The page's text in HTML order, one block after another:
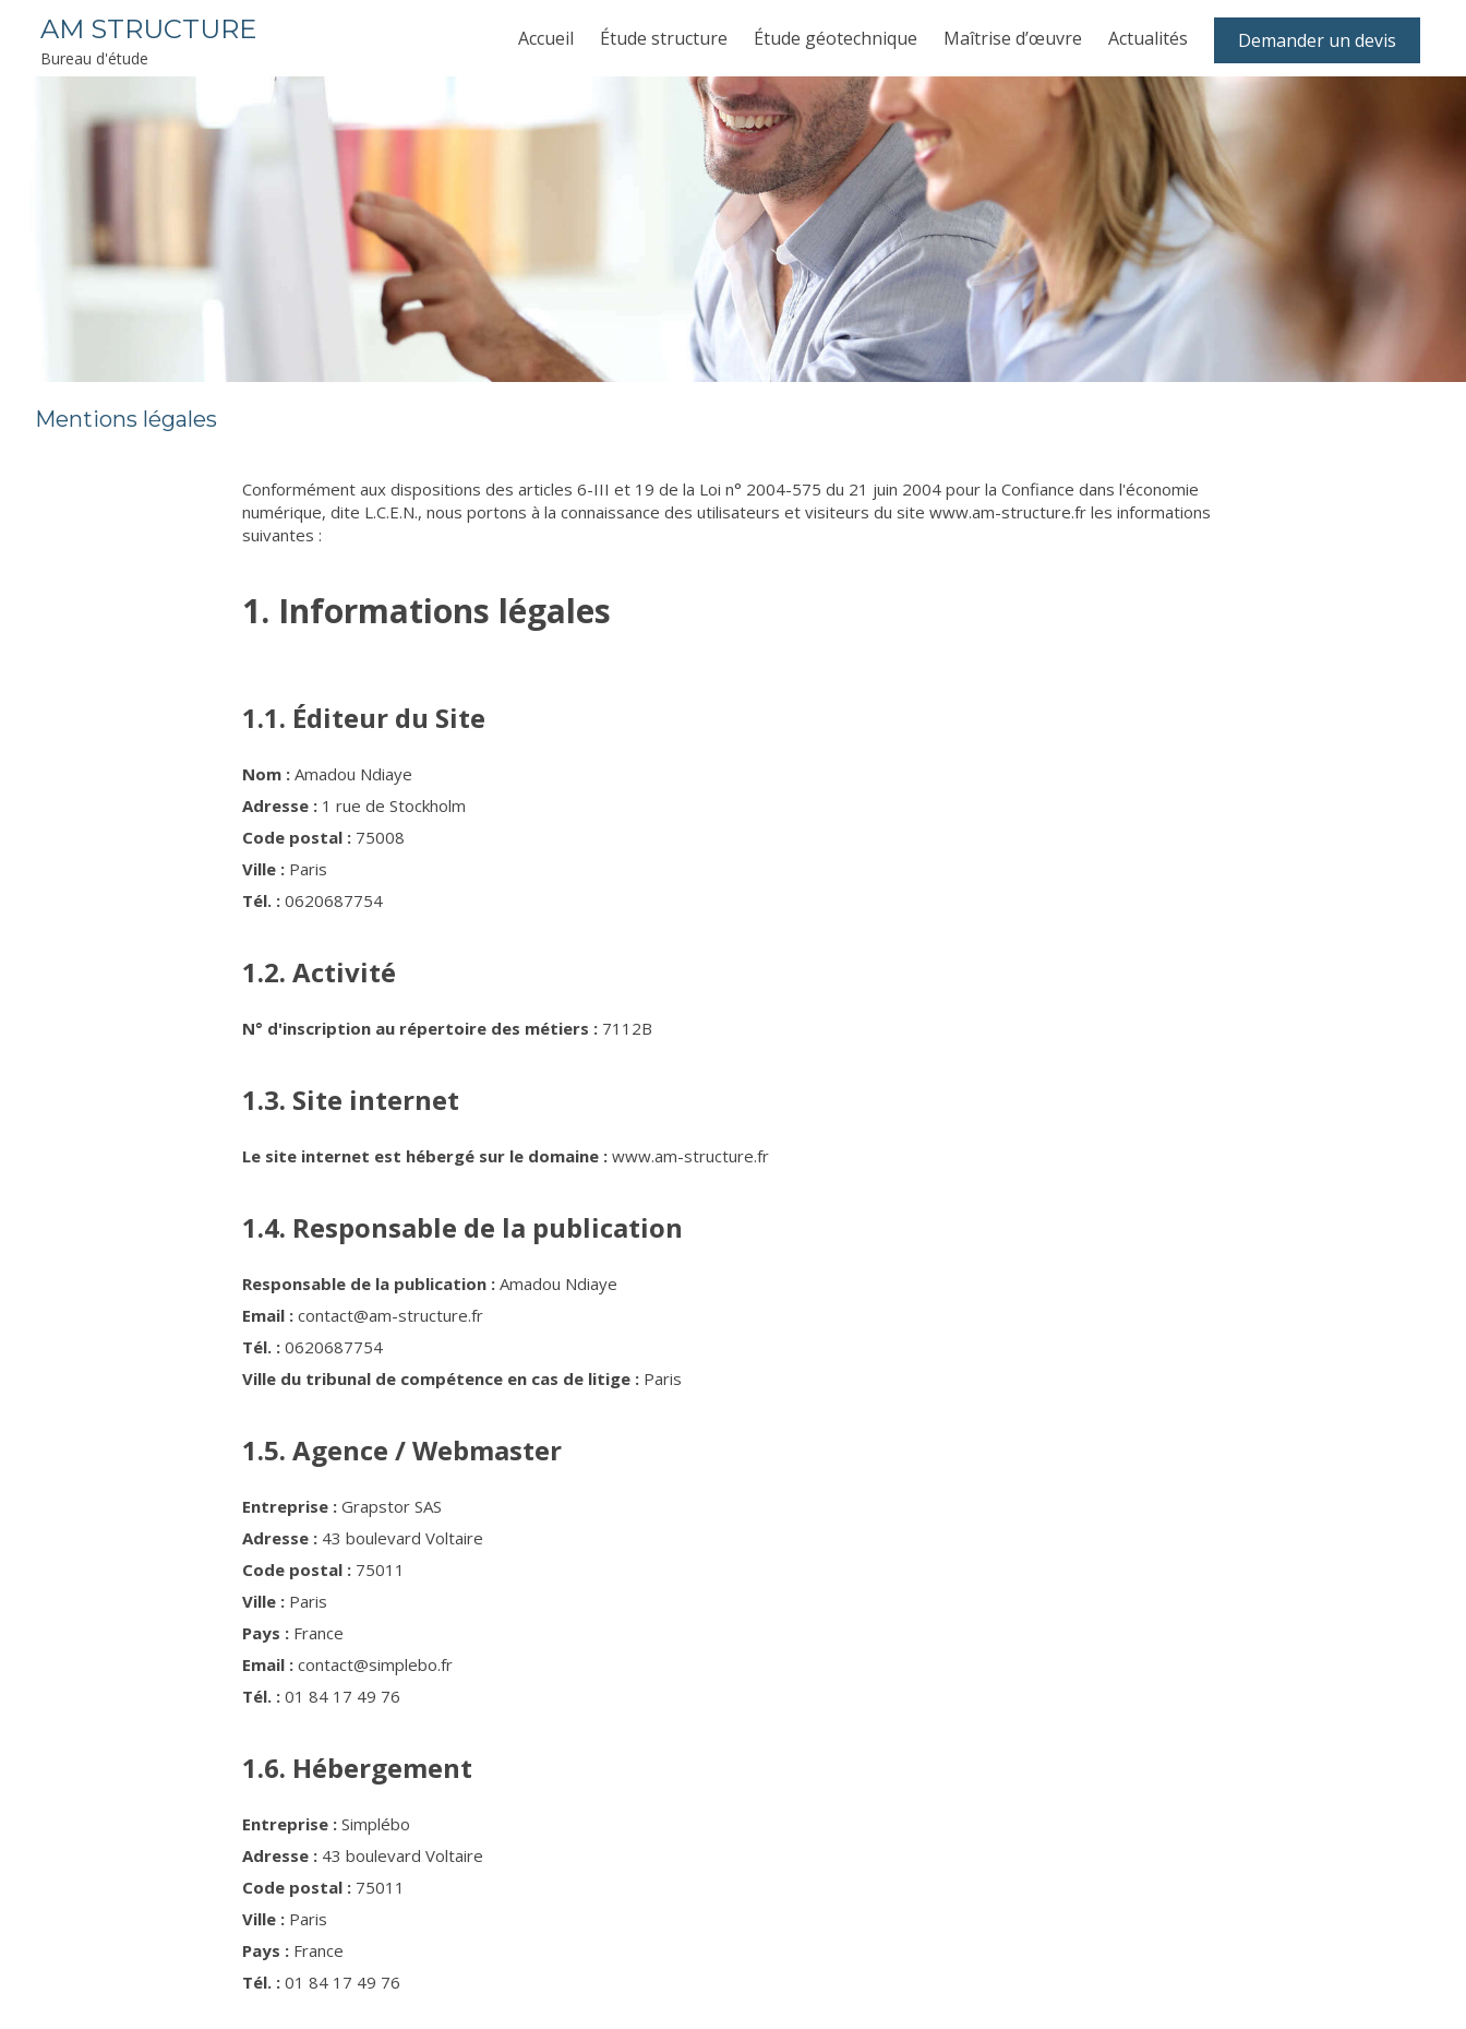
Accueil Étude structure Étude géotechnique Maîtrise d’œuvre Actualités Demander un devis
AM STRUCTURE
Bureau d'étude
Mentions légales
Conformément aux dispositions des articles 6-III et 19 de la Loi n° 2004-575 du 21 juin 2004 pour la Confiance dans l'économie
numérique, dite L.C.E.N., nous portons à la connaissance des utilisateurs et visiteurs du site www.am-structure.fr les informations
suivantes :
1. Informations légales
1.1. Éditeur du Site
Nom : Amadou Ndiaye
Adresse : 1 rue de Stockholm
Code postal : 75008
Ville : Paris
Tél. : 0620687754
1.2. Activité
N° d'inscription au répertoire des métiers : 7112B
1.3. Site internet
Le site internet est hébergé sur le domaine : www.am-structure.fr
1.4. Responsable de la publication
Responsable de la publication : Amadou Ndiaye
Email : contact@am-structure.fr
Tél. : 0620687754
Ville du tribunal de compétence en cas de litige : Paris
1.5. Agence / Webmaster
Entreprise : Grapstor SAS
Adresse : 43 boulevard Voltaire
Code postal : 75011
Ville : Paris
Pays : France
Email : contact@simplebo.fr
Tél. : 01 84 17 49 76
1.6. Hébergement
Entreprise : Simplébo
Adresse : 43 boulevard Voltaire
Code postal : 75011
Ville : Paris
Pays : France
Tél. : 01 84 17 49 76